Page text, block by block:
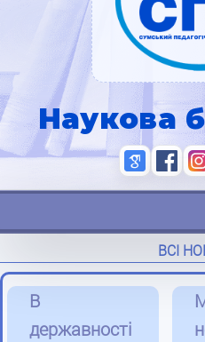
Наукова
ВСІ
В
державності